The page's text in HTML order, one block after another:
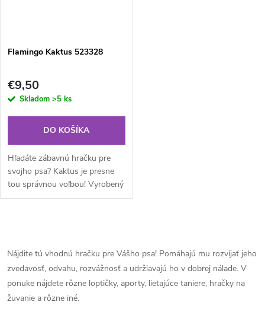
Flamingo Kaktus 523328
€9,50
Skladom >5 ks
DO KOŠÍKA
Hľadáte zábavnú hračku pre
svojho psa? Kaktus je presne
tou správnou voľbou! Vyrobený
z mäkkej látky a s pišťalkou a
v
l
á
Nájdite tú vhodnú hračku pre Vášho psa! Pomáhajú mu rozvíjať jeho
zvedavosť, odvahu, rozvážnosť a udržiavajú ho v dobrej nálade. V
ponuke nájdete rôzne loptičky, aporty, lietajúce taniere, hračky na
žuvanie a rôzne iné.